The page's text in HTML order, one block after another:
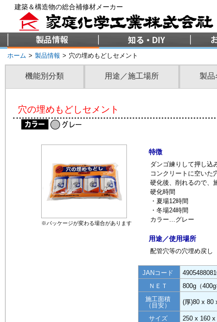
建築＆構造物の総合補修材メーカー
ホーム > 製品情報 > 穴の埋めもどしセメント
機能別分類 用途／施工場所 製品
穴の埋めもどしセメント
※パッケージが変わる場合があります
特徴
ダンゴ練りして押し込
コンクリートに空いた
硬化後、削れるので、
硬化時間
・夏場12時間
・冬場24時間
カラー…グレー
用途／使用場所
配管穴等の穴埋め戻し
JANコード
ＮＥＴ
800g（
施工面積
（目安）
(厚)80 x 80
サイズ 250 x 160